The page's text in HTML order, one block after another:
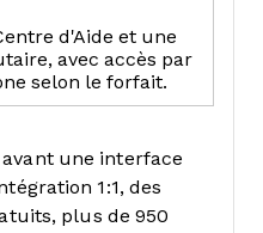
d'Aide et une
avec accès par
selon le forfait.
une interface
1:1, des
plus de 950